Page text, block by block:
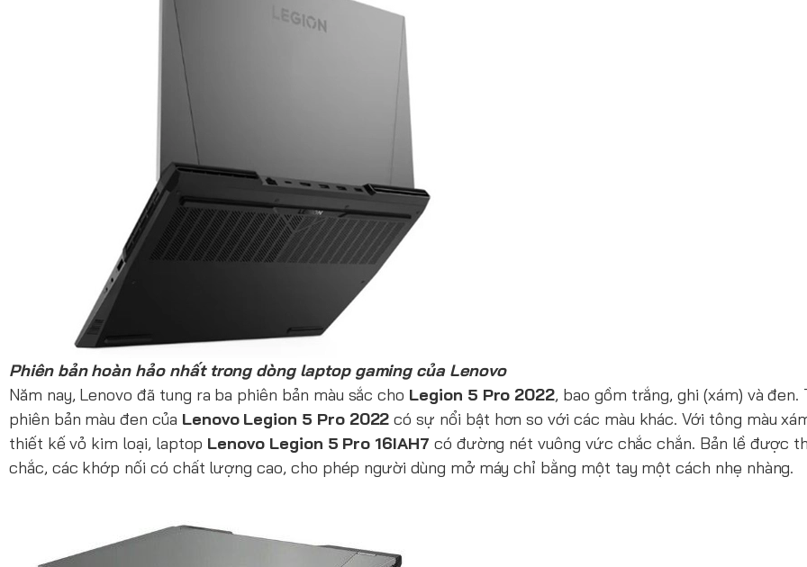
Phiên bản hoàn hảo nhất trong dòng laptop gaming của Lenovo
Năm nay, Lenovo đã tung ra ba phiên bản màu sắc cho Legion 5 Pro 2022, bao gồm trắng, ghi (xám) và đen.
phiên bản màu đen của Lenovo Legion 5 Pro 2022 có sự nổi bật hơn so với các màu khác. Với tông màu
thiết kế vỏ kim loại, laptop Lenovo Legion 5 Pro 16IAH7 có đường nét vuông vức chắc chắn. Bản lề được
chắc, các khớp nối có chất lượng cao, cho phép người dùng mở máy chỉ bằng một tay một cách nhẹ nhàng.